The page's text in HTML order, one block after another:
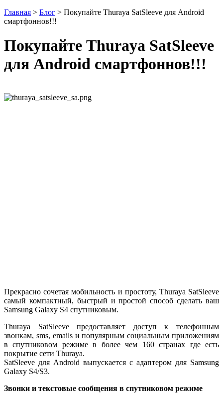
Главная > Блог > Покупайте Thuraya SatSleeve для Android
смартфоннов!!!
Покупайте Thuraya SatSleeve
для Android смартфоннов!!!
Прекрасно сочетая мобильность и простоту, Thuraya SatSleeve
самый компактный, быстрый и простой способ сделать ваш
Samsung Galaxy S4 спутниковым.
Thuraya SatSleeve предоставляет доступ к телефонным
звонкам, sms, emails и популярным социальным приложениям
в спутниковом режиме в более чем 160 странах где есть
покрытие сети Thuraya.
SatSleeve для Android выпускается с адаптером для Samsung
Galaxy S4/S3.
Звонки и текстовые сообщения в спутниковом режиме